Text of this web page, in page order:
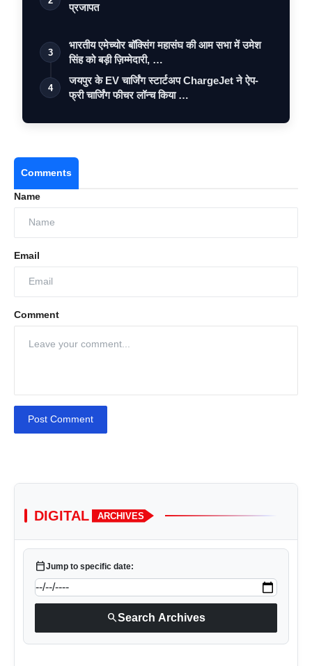
प्रजापत
3
भारतीय एमेच्योर बॉक्सिंग महासंघ की आम सभा में उमेश
सिंह को बड़ी ज़िम्मेदारी, …
4
जयपुर के EV चार्जिंग स्टार्टअप ChargeJet ने ऐप-
फ्री चार्जिंग फीचर लॉन्च किया …
Comments
Name
Email
Comment
Post Comment
DIGITAL ARCHIVES
calendar_todayJump to specific date:
searchSearch Archives